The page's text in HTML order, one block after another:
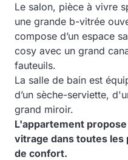
Le salon, pièce à vivre
une grande b-vitrée
compose d’un espace
cosy avec un grand
fauteuils.
La salle de bain est
d’un sèche-serviette,
grand miroir.
L'appartement
vitrage dans toutes les
de confort.